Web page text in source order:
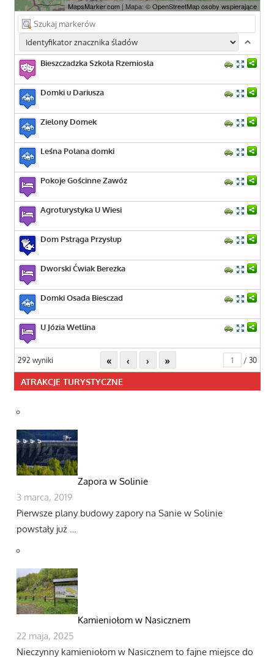
MapsMarker.com| Mapa: ©OpenStreetMap osoby wspierające
Bieszczadzka Szkoła Rzemiosła
Domki u Dariusza
Zielony Domek
Leśna Polana domki
Pokoje Gościnne Zawóz
Agroturystyka U Wiesi
Dom Pstrąga Przysłup
Dworski Ćwiak Berezka
Domki Osada Biesczad
U Józia Wetlina
292 wyniki « ‹ › » / 30
ATRAKCJE TURYSTYCZNE
Zapora w Solinie
3 marca, 2019
Pierwsze plany budowy zapory na Sanie w Solinie
powstały już …
Kamieniołom w Nasicznem
22 maja, 2025
Nieczynny kamieniołom w Nasicznem to fajne miejsce do